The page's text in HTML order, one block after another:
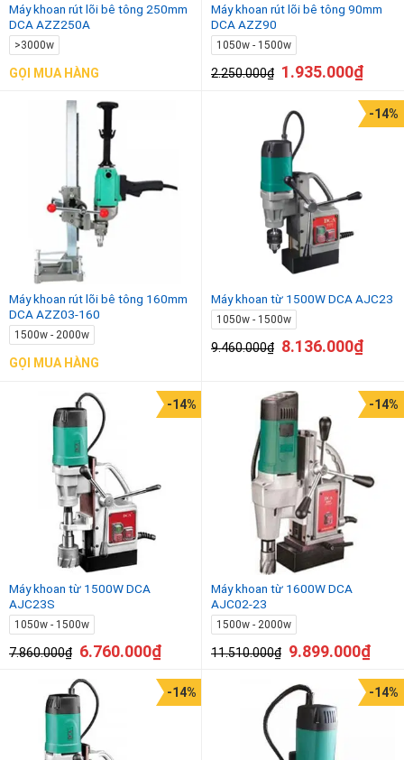
Máy khoan rút lõi bê tông 250mm
DCA AZZ250A
>3000w
GỌI MUA HÀNG
Máy khoan rút lõi bê tông 90mm
DCA AZZ90
1050w - 1500w
2.250.000₫ 1.935.000₫
Máy khoan rút lõi bê tông 160mm
DCA AZZ03-160
1500w - 2000w
GỌI MUA HÀNG
Máy khoan từ 1500W DCA AJC23
1050w - 1500w
9.460.000₫
-14%
8.136.000₫
Máy khoan từ 1500W DCA
AJC23S
1050w - 1500w
7.860.000₫
-14%
6.760.000₫
Máy khoan từ 1600W DCA
AJC02-23
1500w - 2000w
11.510.000₫
-14%
9.899.000₫
-14% -14%